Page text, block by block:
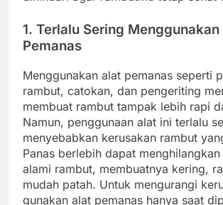
1. Terlalu Sering
Pemanas
Menggunakan alat pemanas seperti
rambut, catokan, dan pengeriting
membuat rambut tampak lebih rapi
Namun, penggunaan alat ini terlalu
menyebabkan kerusakan rambut
Panas berlebih dapat
alami rambut, membuatnya kering,
mudah patah. Untuk mengurangi
gunakan alat pemanas hanya saat